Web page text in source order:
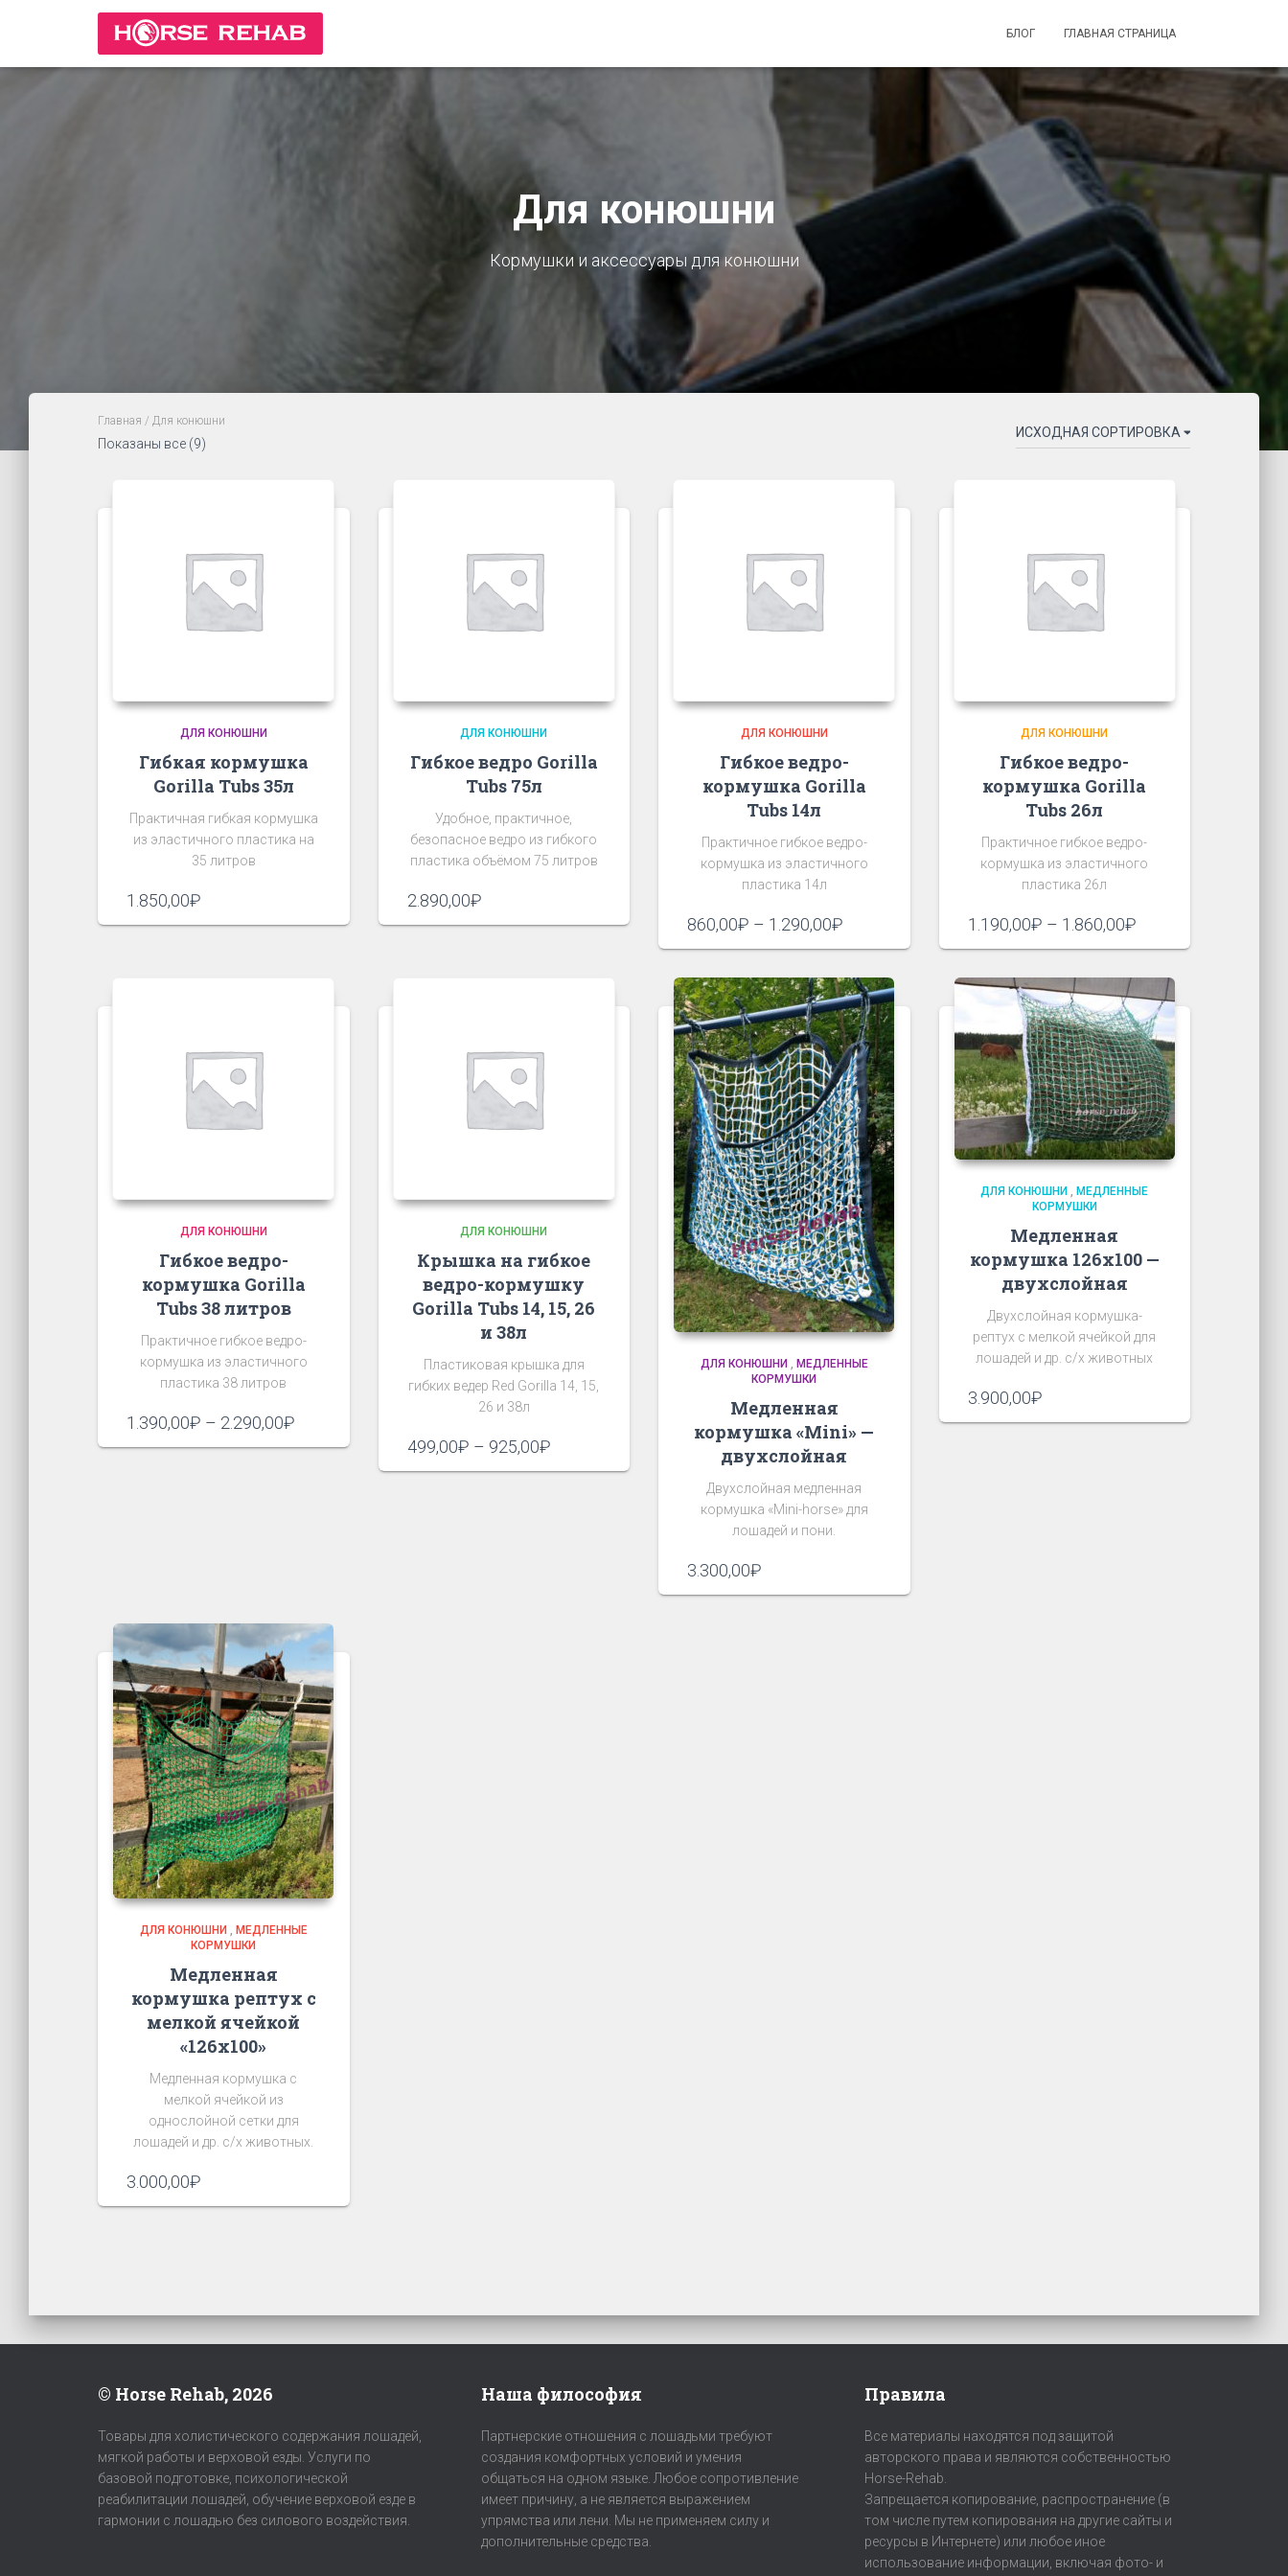
БЛОГ ГЛАВНАЯ СТРАНИЦА
Для конюшни
Кормушки и аксессуары для конюшни
Главная / Для конюшни
Показаны все (9)
ДЛЯ КОНЮШНИ
Гибкая кормушка
Gorilla Tubs 35л
Практичная гибкая кормушка
из эластичного пластика на
35 литров
1.850,00₽
ДЛЯ КОНЮШНИ
Гибкое ведро Gorilla
Tubs 75л
Удобное, практичное,
безопасное ведро из гибкого
пластика объёмом 75 литров
2.890,00₽
ДЛЯ КОНЮШНИ
Гибкое ведро-
кормушка Gorilla
Tubs 14л
Практичное гибкое ведро-
кормушка из эластичного
пластика 14л
860,00₽ – 1.290,00₽
–
1.290,00₽
ДЛЯ КОНЮШНИ
Гибкое ведро-
кормушка Gorilla
Tubs 26л
Практичное гибкое ведро-
кормушка из эластичного
пластика 26л
1.190,00₽ – 1.860,00₽Диапазон
–
1.860,00₽
ДЛЯ КОНЮШНИ
Гибкое ведро-
кормушка Gorilla
Tubs 38 литров
Практичное гибкое ведро-
кормушка из эластичного
пластика 38 литров
1.390,00₽ – 2.290,00₽
ДЛЯ КОНЮШНИ
Крышка на гибкое
ведро-кормушку
Gorilla Tubs 14, 15, 26
и 38л
Пластиковая крышка для
гибких ведер Red Gorilla 14, 15,
26 и 38л
499,00₽ – 925,00₽Диапазон
ДЛЯ КОНЮШНИ , МЕДЛЕННЫЕ
КОРМУШКИ
Медленная
кормушка «Mini» —
двухслойная
Двухслойная медленная
кормушка «Mini-horse» для
лошадей и пони.
3.300,00₽
ДЛЯ КОНЮШНИ , МЕДЛЕННЫЕ
КОРМУШКИ
Медленная
кормушка 126х100 —
двухслойная
Двухслойная кормушка-
рептух с мелкой ячейкой для
лошадей и др. с/х животных
3.900,00₽
ДЛЯ КОНЮШНИ , МЕДЛЕННЫЕ
КОРМУШКИ
Медленная
кормушка рептух с
мелкой ячейкой
«126х100»
Медленная кормушка с
мелкой ячейкой из
однослойной сетки для
лошадей и др. с/х животных.
3.000,00₽
© Horse Rehab, 2026
Товары для холистического содержания лошадей,
мягкой работы и верховой езды. Услуги по
базовой подготовке, психологической
реабилитации лошадей, обучение верховой езде в
гармонии с лошадью без силового воздействия.
Наша философия
Партнерские отношения с лошадьми требуют
создания комфортных условий и умения
общаться на одном языке. Любое сопротивление
имеет причину, а не является выражением
упрямства или лени. Мы не применяем силу и
дополнительные средства.
Правила
Все материалы находятся под защитой
авторского права и являются собственностью
Horse-Rehab.
Запрещается копирование, распространение (в
том числе путем копирования на другие сайты и
ресурсы в Интернете) или любое иное
использование информации, включая фото- и